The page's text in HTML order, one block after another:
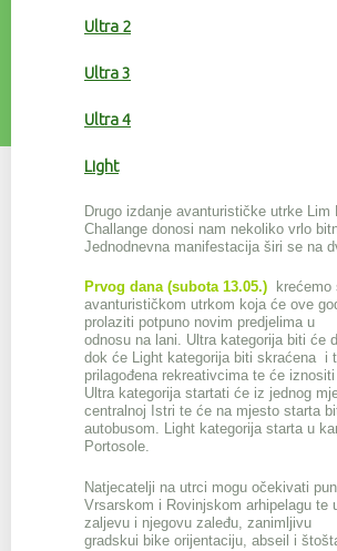
Ultra 2
Ultra 3
Ultra 4
Light
Drugo izdanje avanturističke utrke Lim
Challange donosi nam nekoliko vrlo
Jednodnevna manifestacija širi se na
Prvog dana (subota 13.05.)
krećemo
avanturističkom utrkom koja će ove
prolaziti potpuno novim predjelima u
odnosu na lani. Ultra kategorija biti će
dok će Light kategorija biti skraćena i
prilagođena rekreativcima te će
Ultra kategorija startati će iz jednog
centralnoj Istri te će na mjesto starta
autobusom. Light kategorija starta u
Portosole.
Natjecatelji na utrci mogu očekivati
Vrsarskom i Rovinjskom arhipelagu te
zaljevu i njegovu zaleđu, zanimljivu
gradskui bike orijentaciju, abseil i